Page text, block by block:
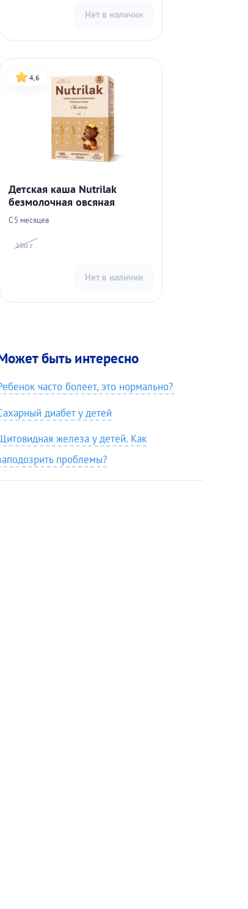
Нет в наличии
4,6
Детская каша Nutrilak
безмолочная овсяная
С 5 месяцев
200 г
Нет в наличии
быть интересно
часто болеет, это нормально?
диабет у детей
железа у детей. Как
проблемы?